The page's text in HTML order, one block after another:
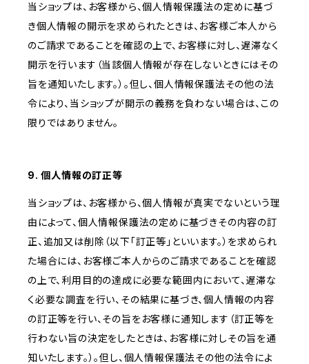
当ショップは、お客様から、個人情報保護法の定めに基づ
き個人情報の開示を求められたときは、お客様ご本人から
のご請求であることを確認の上で、お客様に対し、遅滞なく
開示を行います（当該個人情報が存在しないときにはその
旨を通知いたします。）。但し、個人情報保護法その他の法
令により、当ショップが開示の義務を負わない場合は、この
限りではありません。
9. 個人情報の訂正等
当ショップは、お客様から、個人情報が真実でないという理
由によって、個人情報保護法の定めに基づきその内容の訂
正、追加又は削除（以下「訂正等」といいます。）を求められ
た場合には、お客様ご本人からのご請求であることを確認
の上で、利用目的の達成に必要な範囲内において、遅滞な
く必要な調査を行い、その結果に基づき、個人情報の内容
の訂正等を行い、その旨をお客様に通知します（訂正等を
行わない旨の決定をしたときは、お客様に対しその旨を通
知いたします。）。但し、個人情報保護法その他の法令によ